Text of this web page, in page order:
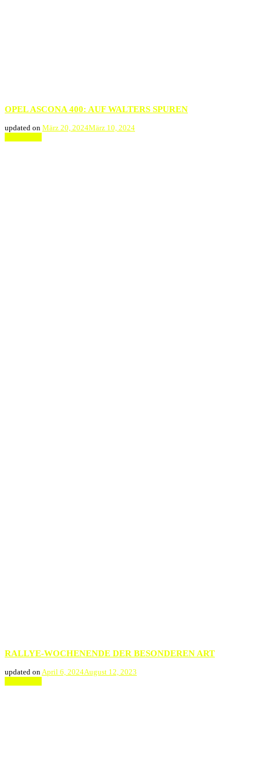
OPEL ASCONA 400: AUF WALTERS SPUREN
updated on März 20, 2024März 10, 2024
RALLYE-WOCHENENDE DER BESONDEREN ART
updated onApril 6, 2024August 12, 2023